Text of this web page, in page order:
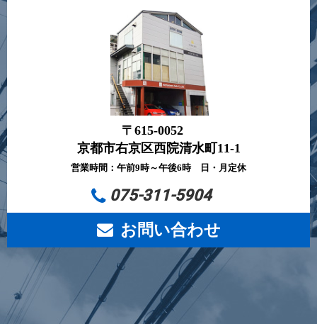
〒615-0052
京都市右京区西院清水町11-1
営業時間：午前9時～午後6時 日・月定休
075-311-5904
お問い合わせ